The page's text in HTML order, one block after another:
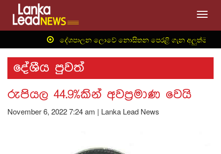
දේශපාලන ලොවේ නොසිතන පෙරළි ගැන අලුත්ම
දේශීය පුවත්
රුපියල 44.9%කින් අවප්‍රමාණ වෙයි
November 6, 2022 7:24 am | Lanka Lead News